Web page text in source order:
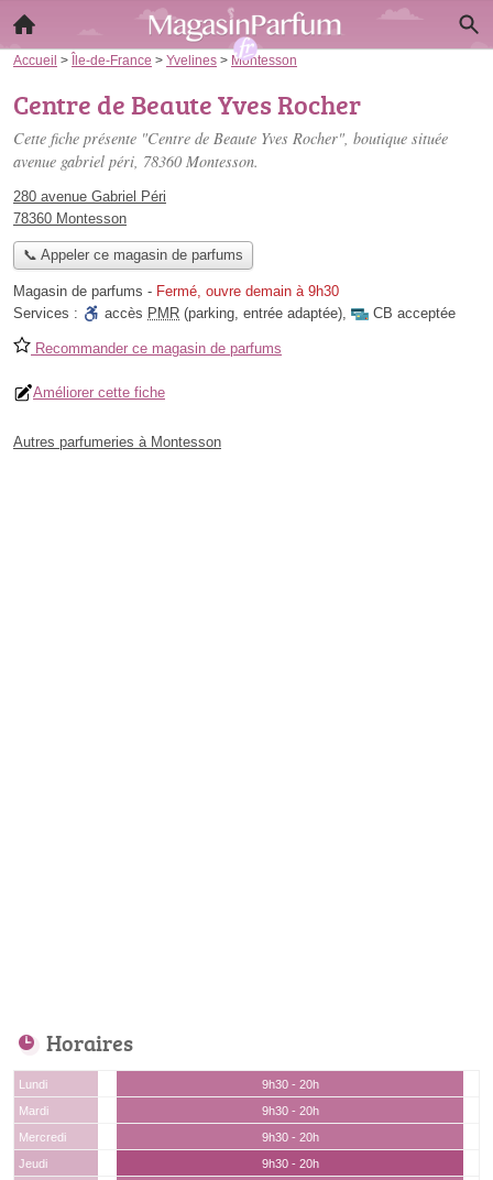
Accueil > Île-de-France > Yvelines > Montesson
Centre de Beaute Yves Rocher
Cette fiche présente "Centre de Beaute Yves Rocher", boutique située
avenue gabriel péri, 78360 Montesson.
280 avenue Gabriel Péri
78360 Montesson
📞 Appeler ce magasin de parfums
Magasin de parfums - Fermé, ouvre demain à 9h30
Services :
accès PMR (parking, entrée adaptée), CB acceptée
Recommander ce magasin de parfums
Améliorer cette fiche
Autres parfumeries à Montesson
Horaires
Lundi
9h30 - 20h
Mardi
9h30 - 20h
Mercredi
9h30 - 20h
Jeudi
9h30 - 20h